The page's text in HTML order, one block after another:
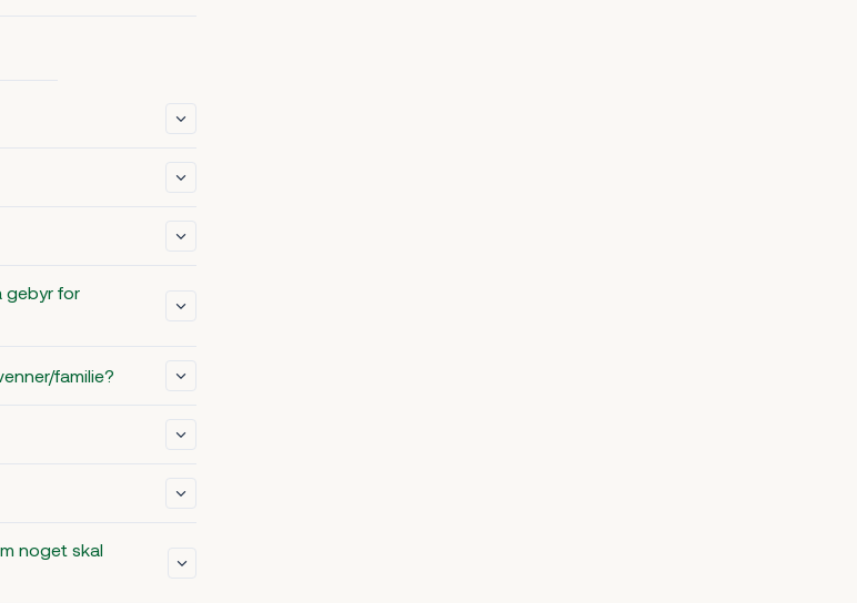
gebyr for
familie?
noget skal